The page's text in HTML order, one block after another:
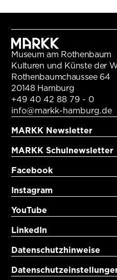
Museum am Rothenbaum
Kulturen und Künste der
Rothenbaumchaussee 64
20148 Hamburg
+49 40 42 88 79 - 0
info@markk-hamburg.de
MARKK Newsletter
MARKK Schulnewsletter
Facebook
Instagram
YouTube
LinkedIn
Datenschutzhinweise